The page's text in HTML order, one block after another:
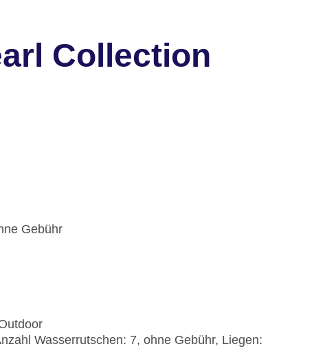
Collection
Gebühr
Wasserrutschen: 7, ohne Gebühr, Liegen: